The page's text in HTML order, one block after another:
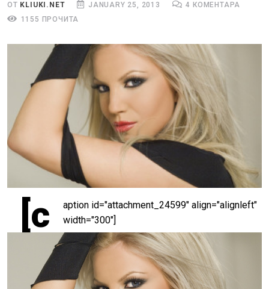
ОТ KLIUKI.NET JANUARY 25, 2013
4 КОМЕНТАРА
1155 ПРОЧИТА
[c
aption id="attachment_24599" align="alignleft"
width="300"]